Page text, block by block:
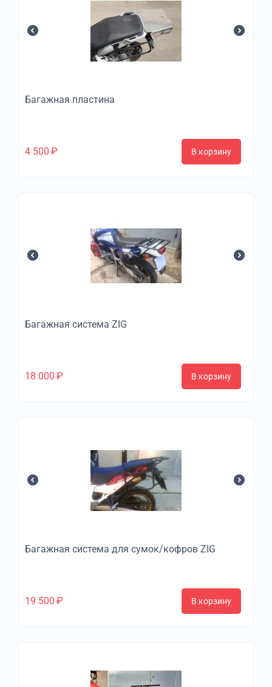
Багажная пластина
4 500 ₽ В корзину
Багажная система ZIG
18 000 ₽ В корзину
Багажная система для сумок/кофров ZIG
19 500 ₽ В корзину